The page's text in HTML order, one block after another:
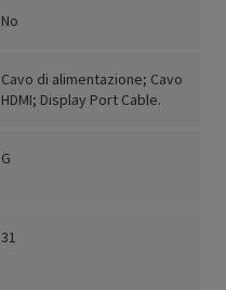
No
Cavo di alimentazione; Cavo
HDMI; Display Port Cable.
G
31